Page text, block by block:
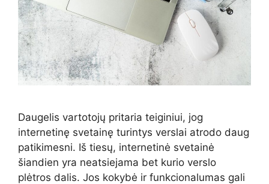
Daugelis vartotojų pritaria teiginiui, jog
internetinę svetainę turintys verslai atrodo daug
patikimesni. Iš tiesų, internetinė svetainė
šiandien yra neatsiejama bet kurio verslo
plėtros dalis. Jos kokybė ir funkcionalumas gali